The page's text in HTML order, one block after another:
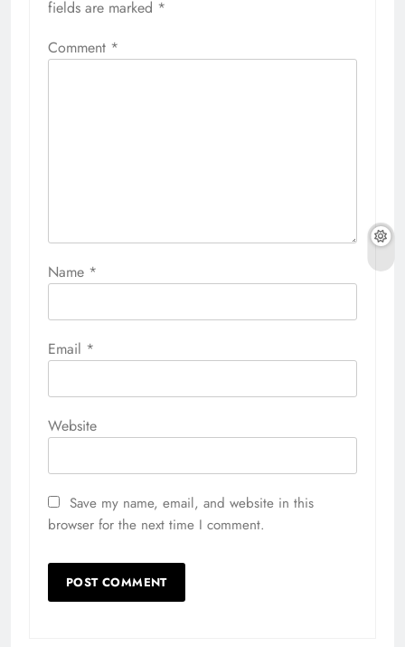
fields are marked *
Comment *
Name *
Email *
Website
Save my name, email, and website in this
browser for the next time I comment.